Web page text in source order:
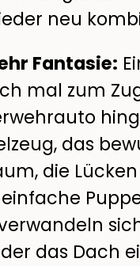
neu
Fantasie:
mal zum
das
die
das Dach